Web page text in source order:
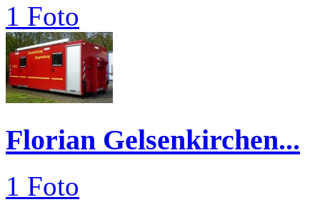
1 Foto
Florian Gelsenkirchen...
1 Foto